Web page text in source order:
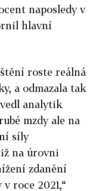
naposledy v
hlavní
roste reálná
a odmazala tak
analytik
mzdy ale na
síly
na úrovni
zdanění
roce 2021,“